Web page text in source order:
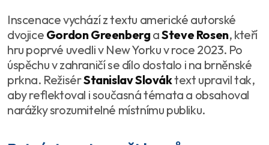
Inscenace vychází z textu americké autorské
dvojice Gordon GreenbergaSteve Rosen, kteří
hru poprvé uvedli v New Yorku v roce 2023. Po
úspěchu v zahraničí se dílo dostalo i na brněnské
prkna. RežisérStanislav Slováktext upravil tak,
aby reflektoval i současná témata a obsahoval
narážky srozumitelné místnímu publiku.